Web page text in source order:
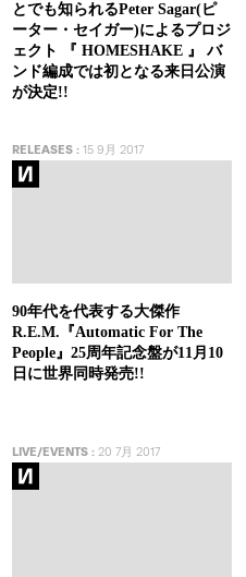
とでも知られるPeter Sagar(ピ
ーター・セイガー)によるプロジ
ェクト 『 HOMESHAKE 』 バ
ンド編成では初となる来日公演
が決定!!
RELEASES:15 9月 2017
90年代を代表する大傑作
R.E.M.『Automatic For The
People』25周年記念盤が11月10
日に世界同時発売!!
LIVE/EVENTS:20 7月 2017